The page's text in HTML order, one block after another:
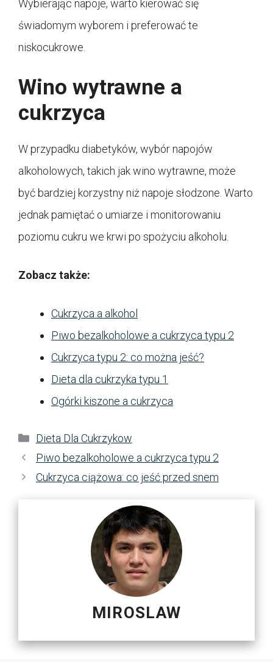
Wybierając napoje, warto kierować się
świadomym wyborem i preferować te
niskocukrowe.
Wino wytrawne a
cukrzyca
W przypadku diabetyków, wybór napojów
alkoholowych, takich jak wino wytrawne, może
być bardziej korzystny niż napoje słodzone. Warto
jednak pamiętać o umiarze i monitorowaniu
poziomu cukru we krwi po spożyciu alkoholu.
Zobacz także:
Cukrzyca a alkohol
Piwo bezalkoholowe a cukrzyca typu 2
Cukrzyca typu 2: co można jeść?
Dieta dla cukrzyka typu 1
Ogórki kiszone a cukrzyca
Kategorie
Dieta Dla Cukrzykow
Piwo bezalkoholowe a cukrzyca typu 2
Cukrzyca ciążowa: co jeść przed snem
MIROSLAW